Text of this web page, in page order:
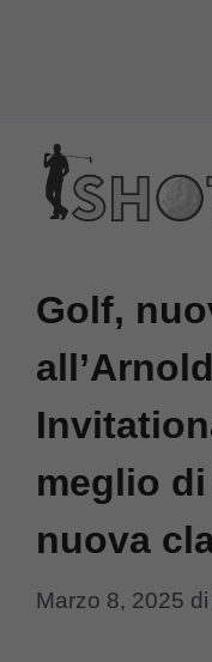
contenuto
Golf,
meglio
nuova
Marzo 8, 2025 di